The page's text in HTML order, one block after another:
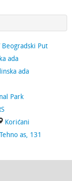
Beogradski Put
ada
ada
Park
Korićani
Tehno as, 131